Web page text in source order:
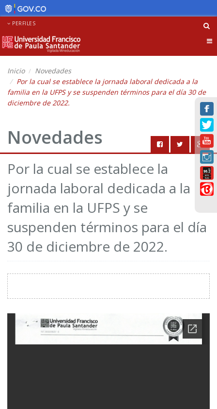
PERFILES
Inicio
Novedades
Por la cual se establece la jornada laboral dedicada a la
familia en la UFPS y se suspenden términos para el día 30 de
diciembre de 2022.
Novedades
Por la cual se establece la
jornada laboral dedicada a la
familia en la UFPS y se
suspenden términos para el día
30 de diciembre de 2022.